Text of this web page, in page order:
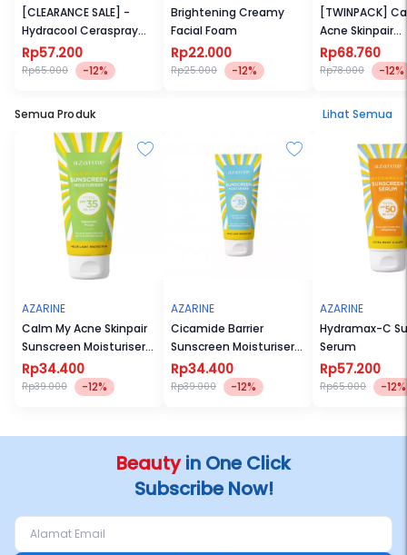
[CLEARANCE SALE] -
Hydracool Ceraspray
Sunscreen SPF50 PA+++
50ml
Rp57.200
Rp65.000 -12%
Brightening Creamy
Facial Foam
Rp22.000
Rp25.000 -12%
[TWINPACK]
Acne Skinpair
Sunscreen
SPF35 PA+++
Rp68.760
Rp78.000 -12%
Semua Produk Lihat Semua
AZARINE
Calm My Acne Skinpair
Sunscreen Moisturiser
SPF35 PA+++
Rp34.400
Rp39.000 -12%
AZARINE
Cicamide Barrier
Sunscreen Moisturiser
SPF35 PA+++
Rp34.400
Rp39.000 -12%
AZARINE
Hydramax-C
Serum
Rp57.200
Rp65.000 -12%
Beautyin One Click
Subscribe Now!